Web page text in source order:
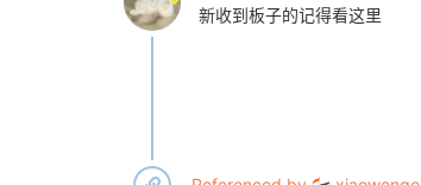
新收到板子的记得看这里